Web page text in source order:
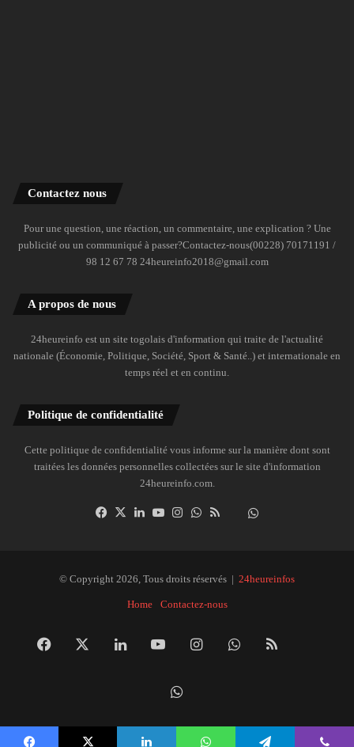
Contactez nous
Pour une question, une réaction, un commentaire, une explication ? Une
publicité ou un communiqué à passer?Contactez-nous(00228) 70171191 /
98 12 67 78 24heureinfo2018@gmail.com
A propos de nous
24heureinfo est un site togolais d'information qui traite de l'actualité
nationale (Économie, Politique, Société, Sport & Santé..) et internationale en
temps réel et en continu.
Politique de confidentialité
Cette politique de confidentialité vous informe sur la manière dont sont
traitées les données personnelles collectées sur le site d'information
24heureinfo.com.
Facebook
X LinkedinYouTubeInstagramWhatsAppDailymotion
© Copyright 2026, Tous droits réservés | 24heureinfos
Home Contactez-nous
Facebook LinkedinYouTubeInstagramWhatsApp
RSS
la